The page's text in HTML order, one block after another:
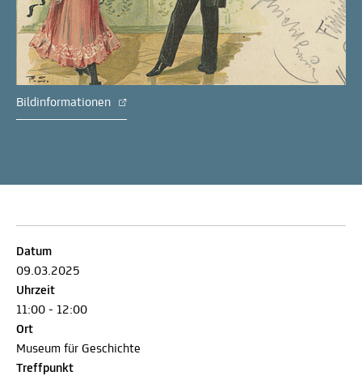
Bildinformationen
Datum
09.03.2025
Uhrzeit
11:00 - 12:00
Ort
Museum für Geschichte
Treffpunkt